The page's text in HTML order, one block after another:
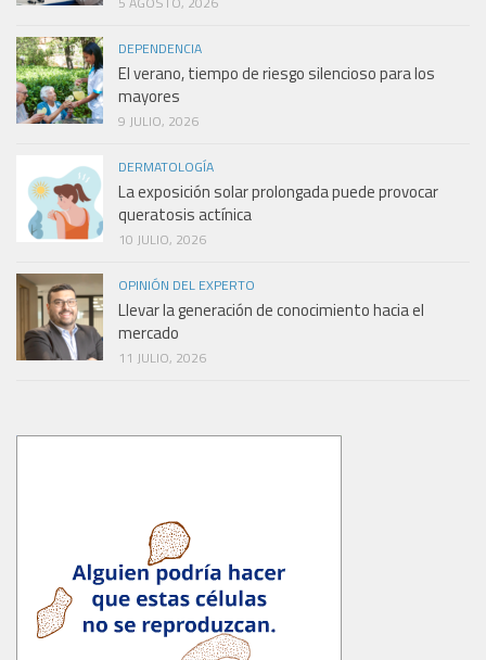
DEPENDENCIA
El verano, tiempo de riesgo silencioso para los
mayores
9 JULIO, 2026
DERMATOLOGÍA
La exposición solar prolongada puede provocar
queratosis actínica
10 JULIO, 2026
OPINIÓN DEL EXPERTO
Llevar la generación de conocimiento hacia el
mercado
11 JULIO, 2026